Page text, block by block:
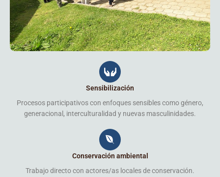
Sensibilización
Procesos participativos con enfoques sensibles como género,
generacional, interculturalidad y nuevas masculinidades.
Conservación ambiental
Trabajo directo con actores/as locales de conservación.